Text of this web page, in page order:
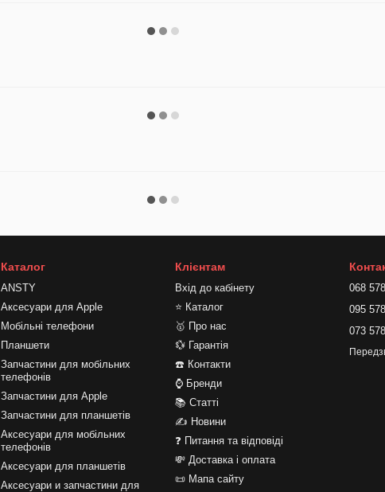
Каталог
ANSTY
Аксесуари для Apple
Мобільні телефони
Планшети
Запчастини для мобільних
телефонів
Запчастини для Apple
Запчастини для планшетів
Аксесуари для мобільних
телефонів
Аксесуари для планшетів
Аксесуари и запчастини для
Клієнтам
Вхід до кабінету
⭐ Каталог
🥇 Про нас
💱 Гарантія
☎️ Контакти
⌚ Бренди
📚 Статті
✍ Новини
❓ Питання та відповіді
💸 Доставка і оплата
📜 Мапа сайту
068
095
073